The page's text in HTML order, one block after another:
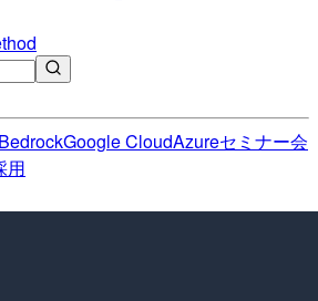
BedrockGoogle CloudAzureセミナー会
用